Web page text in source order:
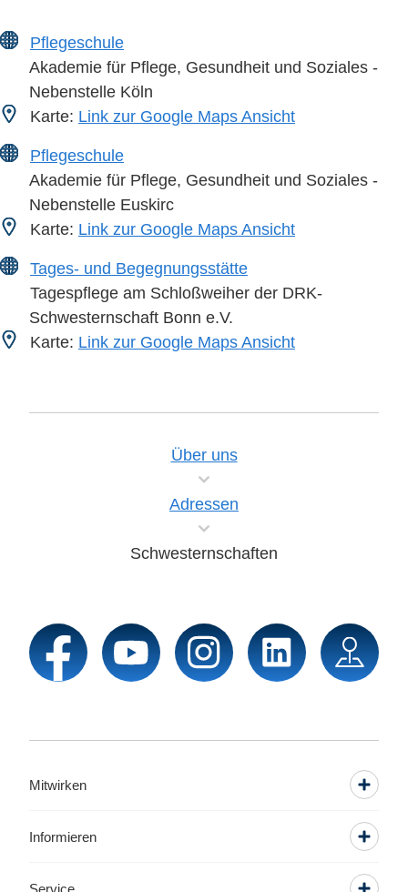
Pflegeschule
Akademie für Pflege, Gesundheit und Soziales -
Nebenstelle Köln
Karte: Link zur Google Maps Ansicht
Pflegeschule
Akademie für Pflege, Gesundheit und Soziales -
Nebenstelle Euskirc
Karte: Link zur Google Maps Ansicht
Tages- und Begegnungsstätte
Tagespflege am Schloßweiher der DRK-
Schwesternschaft Bonn e.V.
Karte: Link zur Google Maps Ansicht
Über uns
Adressen
Schwesternschaften
Mitwirken
Informieren